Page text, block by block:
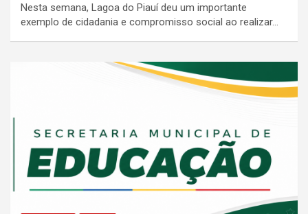
Nesta semana, Lagoa do Piauí deu um importante
exemplo de cidadania e compromisso social ao realizar…